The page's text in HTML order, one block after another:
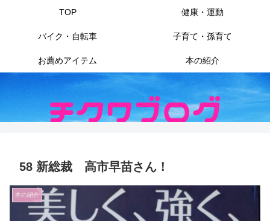
TOP 健康・運動
バイク・自転車 子育て・孫育て
お薦めアイテム 本の紹介
58 新総裁 高市早苗さん！
本の紹介